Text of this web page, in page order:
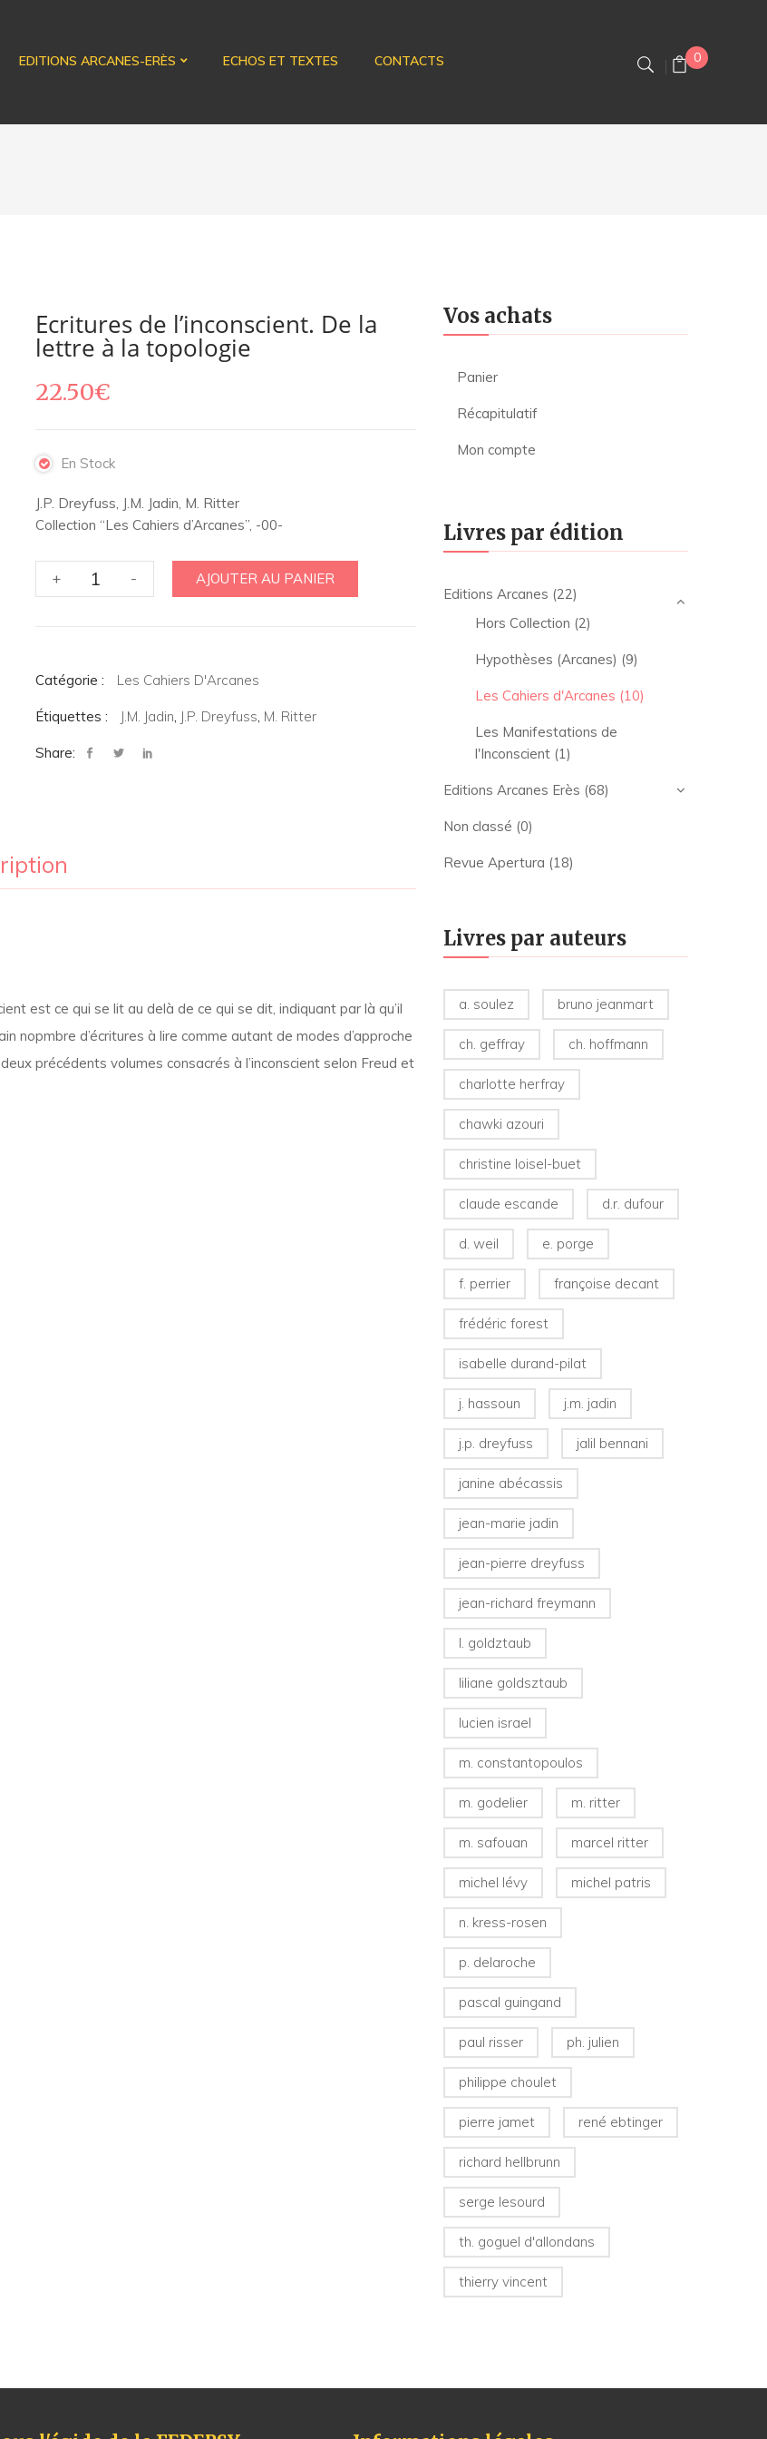
EDITIONS ARCANES-ERÈS ECHOS ET TEXTES CONTACTS 0
Ecritures de l’inconscient. De la
lettre à la topologie
22.50€
En Stock
J.P. Dreyfuss, J.M. Jadin, M. Ritter
Collection “Les Cahiers d’Arcanes”, -00-
+
quantité
de
De
lettre
- AJOUTER AU PANIER
Catégorie : Les Cahiers D'Arcanes
Étiquettes : J.M. Jadin J.P. Dreyfuss M. Ritter
Share:
est ce qui se lit au delà de ce qui se dit, indiquant par là qu’il
nopmbre d’écritures à lire comme autant de modes d’approche
précédents volumes consacrés à l’inconscient selon Freud et
Vos achats
Panier
Récapitulatif
Mon compte
Livres par édition
Editions Arcanes (22)
Hors Collection (2)
Hypothèses (Arcanes) (9)
Les Cahiers d'Arcanes (10)
Les Manifestations de
l'Inconscient (1)
Editions Arcanes Erès (68)
Non classé (0)
Revue Apertura (18)
Livres par auteurs
a. soulez bruno jeanmart
ch. geffray ch. hoffmann
charlotte herfray
chawki azouri
christine loisel-buet
claude escande d.r. dufour
d. weil e. porge
f. perrier françoise decant
frédéric forest
isabelle durand-pilat
j. hassoun j.m. jadin
j.p. dreyfuss jalil bennani
janine abécassis
jean-marie jadin
jean-pierre dreyfuss
jean-richard freymann
l. goldztaub
liliane goldsztaub
lucien israel
m. constantopoulos
m. godelier m. ritter
m. safouan marcel ritter
michel lévy michel patris
n. kress-rosen
p. delaroche
pascal guingand
paul risser ph. julien
philippe choulet
pierre jamet rené ebtinger
richard hellbrunn
serge lesourd
th. goguel d'allondans
thierry vincent